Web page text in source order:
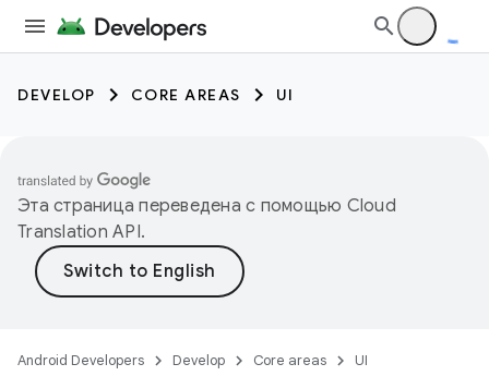
DEVELOP CORE AREAS UI
Эта страница переведена с помощью Cloud
Translation API.
Android Developers Develop Core areas
UI